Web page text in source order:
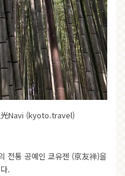
Navi (kyoto.travel)
전통 공예인 쿄유젠 (京友禅)을
.